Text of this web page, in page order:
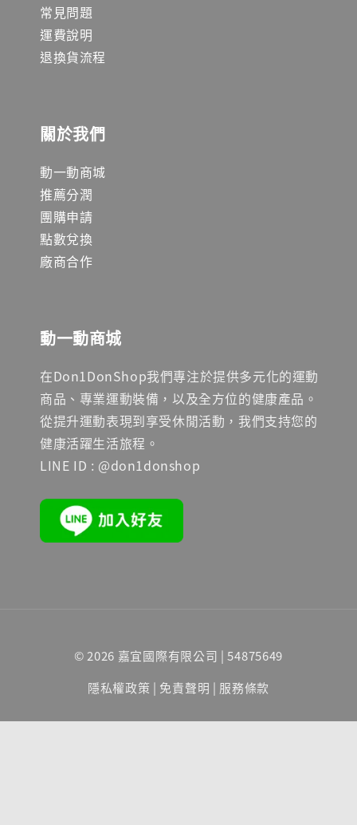
常見問題
運費說明
退換貨流程
關於我們
動一動商城
推薦分潤
團購申請
點數兌換
廠商合作
動一動商城
在Don1DonShop我們專注於提供多元化的運動
商品、專業運動裝備，以及全方位的健康產品。
從提升運動表現到享受休閒活動，我們支持您的
健康活躍生活旅程。
LINE ID : @don1donshop
© 2026 嘉宜國際有限公司 | 54875649
隱私權政策 | 免責聲明 | 服務條款